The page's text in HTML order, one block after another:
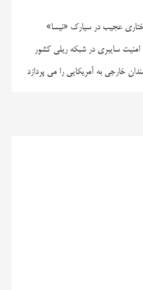
عجیب در سیارک «نیسا»
سایبری در شبکه ریلی کشور
خارجی به آمریکایی را می پردازد